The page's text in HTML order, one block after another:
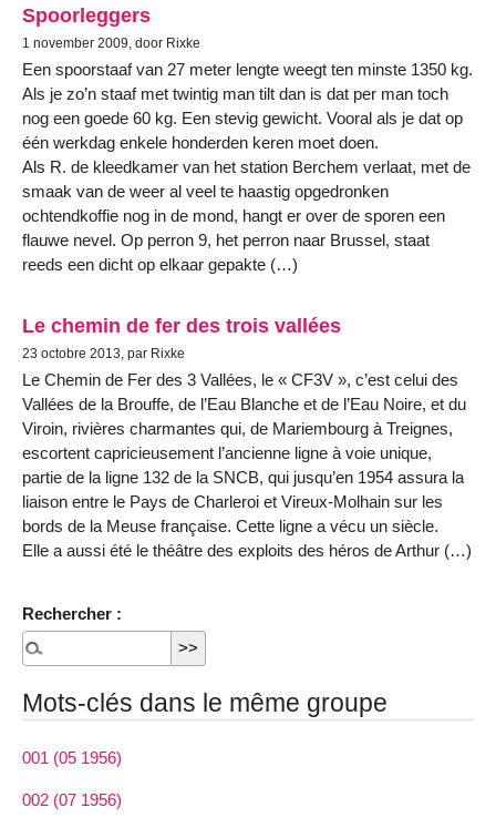
Spoorleggers
1 november 2009, door Rixke
Een spoorstaaf van 27 meter lengte weegt ten minste 1350 kg.
Als je zo’n staaf met twintig man tilt dan is dat per man toch
nog een goede 60 kg. Een stevig gewicht. Vooral als je dat op
één werkdag enkele honderden keren moet doen.
Als R. de kleedkamer van het station Berchem verlaat, met de
smaak van de weer al veel te haastig opgedronken
ochtendkoffie nog in de mond, hangt er over de sporen een
flauwe nevel. Op perron 9, het perron naar Brussel, staat
reeds een dicht op elkaar gepakte (…)
Le chemin de fer des trois vallées
23 octobre 2013, par Rixke
Le Chemin de Fer des 3 Vallées, le « CF3V », c’est celui des
Vallées de la Brouffe, de l’Eau Blanche et de l’Eau Noire, et du
Viroin, rivières charmantes qui, de Mariembourg à Treignes,
escortent capricieusement l’ancienne ligne à voie unique,
partie de la ligne 132 de la SNCB, qui jusqu’en 1954 assura la
liaison entre le Pays de Charleroi et Vireux-Molhain sur les
bords de la Meuse française. Cette ligne a vécu un siècle.
Elle a aussi été le théâtre des exploits des héros de Arthur (…)
Rechercher :
Mots-clés dans le même groupe
001 (05 1956)
002 (07 1956)